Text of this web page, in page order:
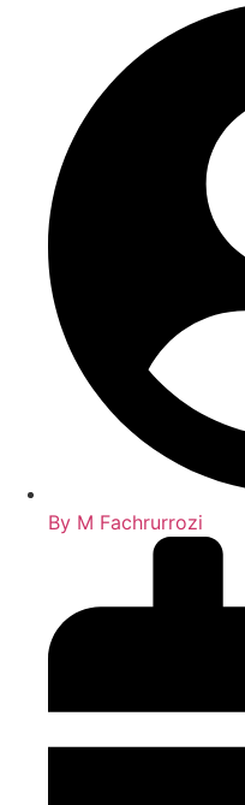
By M Fachrurrozi